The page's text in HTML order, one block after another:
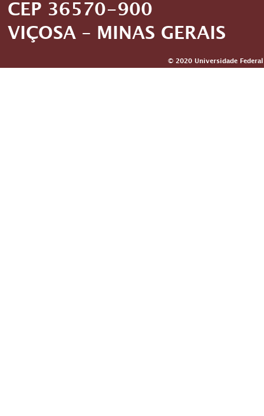
CEP 36570-900
VIÇOSA – MINAS GERAIS
© 2020 Universidade